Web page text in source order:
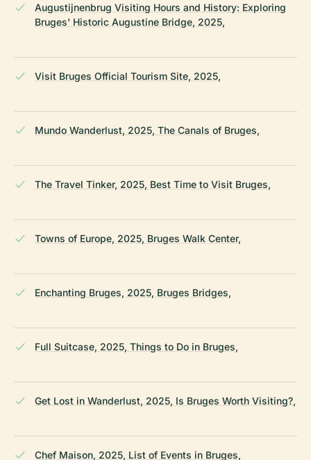
Augustijnenbrug Visiting Hours and History: Exploring
Bruges' Historic Augustine Bridge, 2025,
Visit Bruges Official Tourism Site, 2025,
Mundo Wanderlust, 2025, The Canals of Bruges,
The Travel Tinker, 2025, Best Time to Visit Bruges,
Towns of Europe, 2025, Bruges Walk Center,
Enchanting Bruges, 2025, Bruges Bridges,
Full Suitcase, 2025, Things to Do in Bruges,
Get Lost in Wanderlust, 2025, Is Bruges Worth Visiting?,
Chef Maison, 2025, List of Events in Bruges,